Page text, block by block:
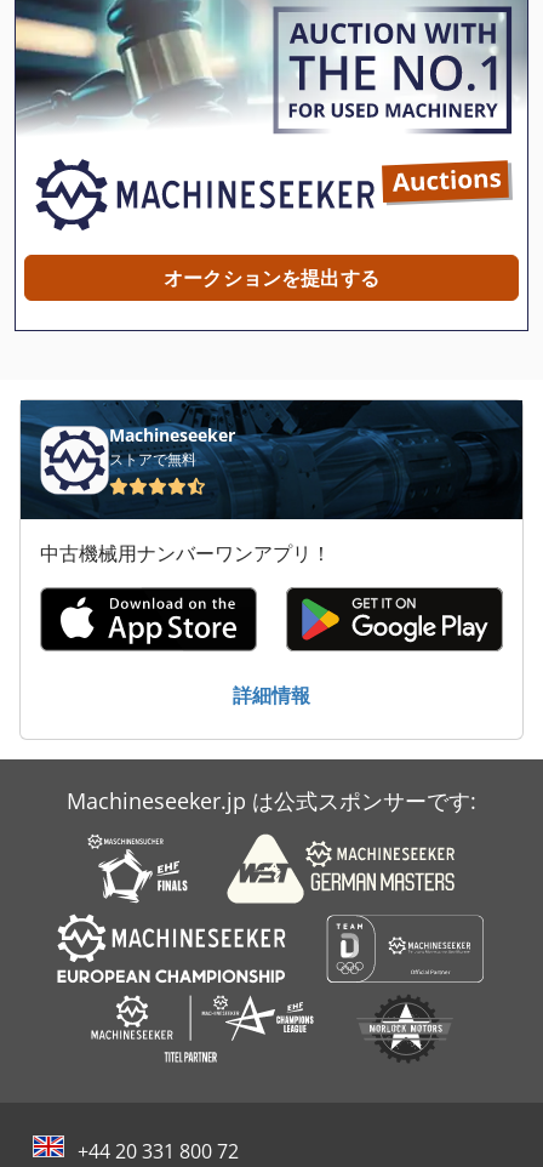
Knoll
Knoll Kts
Lincoln
Lincoln Norweld
Messer
Messer Griesheim
ファン
リール
工作機械
工業炉
抽出
焼入れ炉
部分
鍛冶屋 鍛造
鍛造マニピュレーター
オークションを提出する
Machineseeker
ストアで無料
中古機械用ナンバーワンアプリ！
詳細情報
Machineseeker.jp は公式スポンサーです:
+44 20 331 800 72